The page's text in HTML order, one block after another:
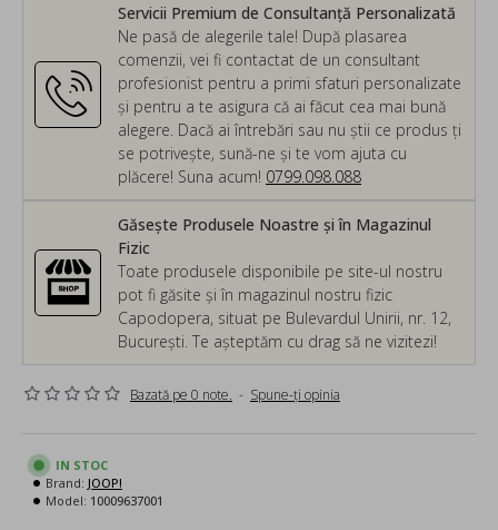
Servicii Premium de Consultanță Personalizată
Ne pasă de alegerile tale! După plasarea
comenzii, vei fi contactat de un consultant
profesionist pentru a primi sfaturi personalizate
și pentru a te asigura că ai făcut cea mai bună
alegere. Dacă ai întrebări sau nu știi ce produs ți
se potrivește, sună-ne și te vom ajuta cu
plăcere! Suna acum! 0799.098.088
Găsește Produsele Noastre și în Magazinul
Fizic
Toate produsele disponibile pe site-ul nostru
pot fi găsite și în magazinul nostru fizic
Capodopera, situat pe Bulevardul Unirii, nr. 12,
București. Te așteptăm cu drag să ne vizitezi!
Bazată pe 0 note. - Spune-ţi opinia
IN STOC
Brand: JOOP!
Model: 10009637001